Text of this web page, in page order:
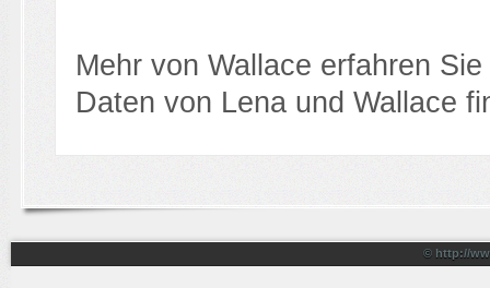
Mehr von Wallace erfahren
Daten von Lena und Wallace
© http://